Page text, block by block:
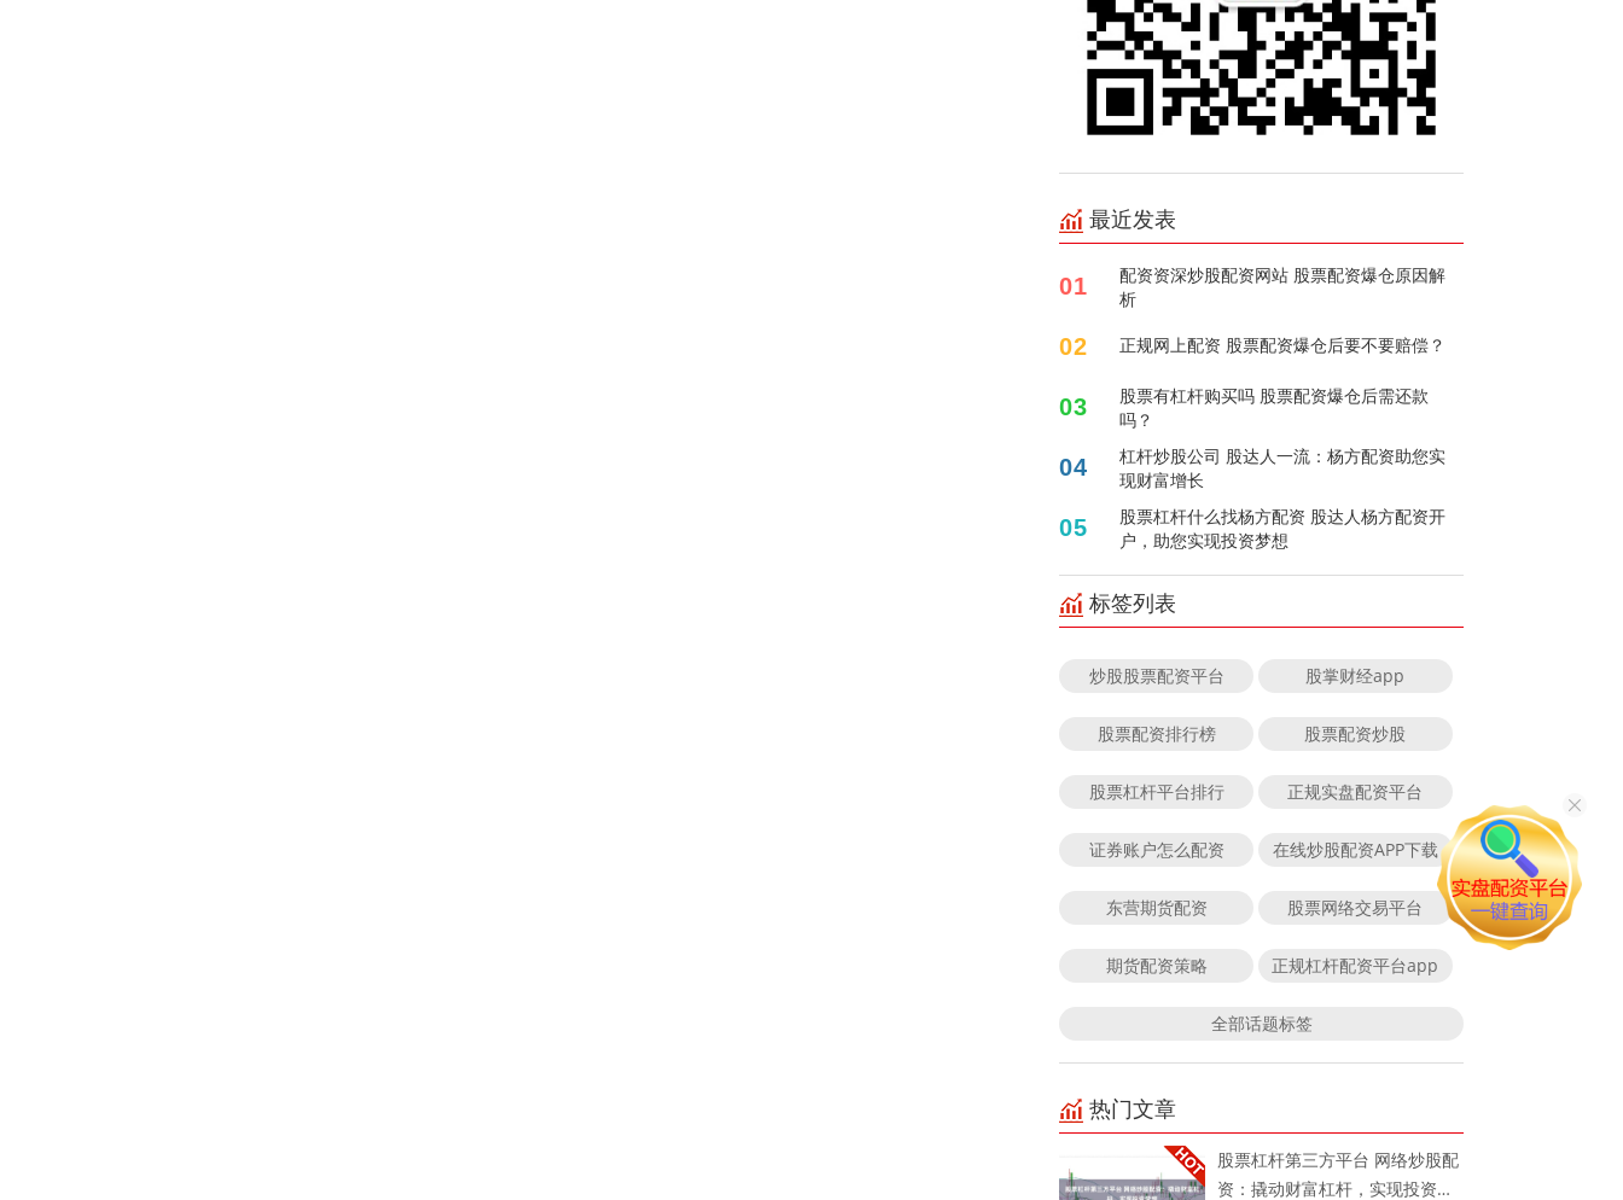
最近发表
01
配资资深炒股配资网站 股票配资爆仓原因解
析
02 正规网上配资 股票配资爆仓后要不要赔偿？
03
股票有杠杆购买吗 股票配资爆仓后需还款
吗？
04
杠杆炒股公司 股达人一流：杨方配资助您实
现财富增长
05
股票杠杆什么找杨方配资 股达人杨方配资开
户，助您实现投资梦想
标签列表
炒股股票配资平台 股掌财经app
股票配资排行榜 股票配资炒股
股票杠杆平台排行 正规实盘配资平台
证券账户怎么配资 在线炒股配资APP下载
东营期货配资 股票网络交易平台
期货配资策略 正规杠杆配资平台app
全部话题标签
热门文章
股票杠杆第三方平台 网络炒股配
资：撬动财富杠杆，实现投资梦